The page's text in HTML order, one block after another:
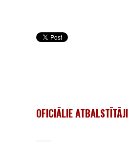
OFICIĀLIE ATBALSTĪTĀJI